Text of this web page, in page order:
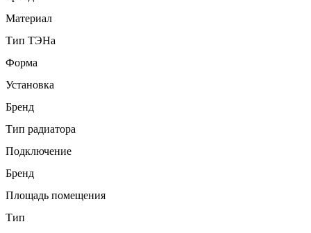
Материал
Тип ТЭНа
Форма
Установка
Бренд
Тип радиатора
Подключение
Бренд
Площадь помещения
Тип